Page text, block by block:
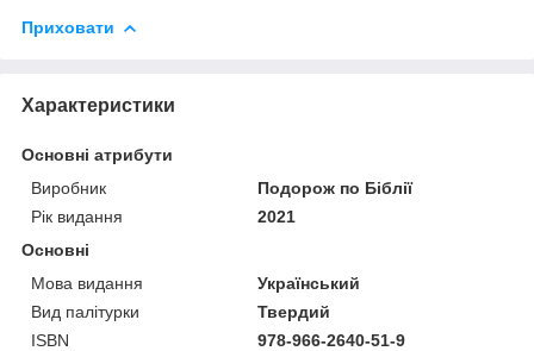
Приховати
Характеристики
Основні атрибути
Виробник
Подорож по Біблії
Рік видання
2021
Основні
Мова видання
Український
Вид палітурки
Твердий
ISBN
978-966-2640-51-9